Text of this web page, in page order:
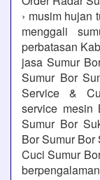
› musim hujan
menggali
perbatasan
jasa Sumur
Sumur Bor
Service &
service mesin
Sumur Bor
Bor Sumur
Cuci Sumur